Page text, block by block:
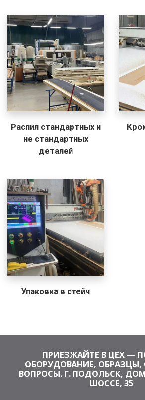
Распил стандартных и
не стандартных
деталей
Упаковка в стейч
ПРИЕЗЖАЙТЕ В ЦЕХ —
ОБОРУДОВАНИЕ, ОБРАЗЦЫ,
ВОПРОСЫ. Г. ПОДОЛЬСК,
ШОССЕ, 35